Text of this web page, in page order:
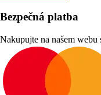
Bezpečná platba
Nakupujte na našem webu